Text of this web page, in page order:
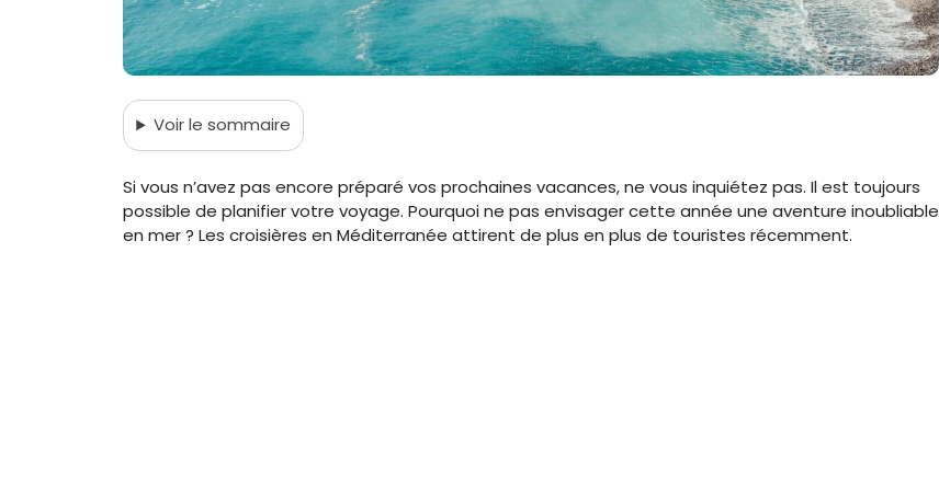
Voirle sommaire
Si vous n’avez pas encore préparé vos prochaines vacances, ne vous inquiétez pas. Il est toujours
possible de planifier votre voyage. Pourquoi ne pas envisager cette année une aventure inoubliable
en mer ? Les croisières en Méditerranée attirent de plus en plus de touristes récemment.